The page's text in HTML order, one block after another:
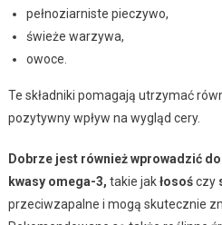
pełnoziarniste pieczywo,
świeże warzywa,
owoce.
Te składniki pomagają utrzymać
pozytywny wpływ na wygląd cery.
Dobrze jest również wprowadzić
kwasy omega-3, takie jakłosośczy
przeciwzapalne i mogą skutecznie